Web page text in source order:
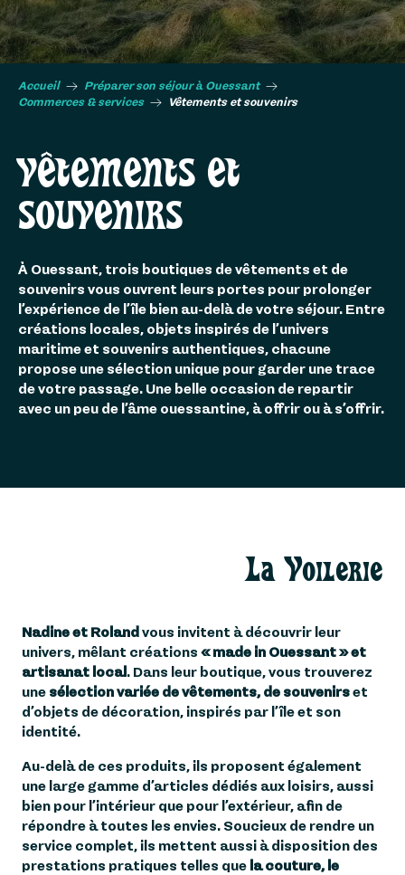
Accueil
Préparer son séjour à Ouessant
Commerces & services
Vêtements et souvenirs
VÊTEMENTS ET
SOUVENIRS
À Ouessant, trois boutiques de vêtements et de
souvenirs vous ouvrent leurs portes pour prolonger
l’expérience de l’île bien au-delà de votre séjour. Entre
créations locales, objets inspirés de l’univers
maritime et souvenirs authentiques, chacune
propose une sélection unique pour garder une trace
de votre passage. Une belle occasion de repartir
avec un peu de l’âme ouessantine, à offrir ou à s’offrir.
La Voilerie
Nadine et Roland vous invitent à découvrir leur
univers, mêlant créations « made in Ouessant » et
artisanat local . Dans leur boutique, vous trouverez
une sélection variée de vêtements, de souvenirset
d’objets de décoration, inspirés par l’île et son
identité.
Au-delà de ces produits, ils proposent également
une large gamme d’articles dédiés aux loisirs, aussi
bien pour l’intérieur que pour l’extérieur, afin de
répondre à toutes les envies. Soucieux de rendre un
service complet, ils mettent aussi à disposition des
prestations pratiques telles que la couture, le